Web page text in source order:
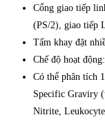
Cổng giao tiếp
(PS/2), giao tiếp
Tấm khay đặt
Chế độ hoạt
Có thể phân tích
Specific Graviry
Nitrite,